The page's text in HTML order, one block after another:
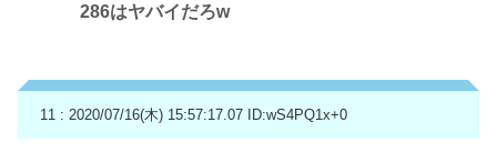
286はヤバイだろw
11 : 2020/07/16(木) 15:57:17.07 ID:wS4PQ1x+0